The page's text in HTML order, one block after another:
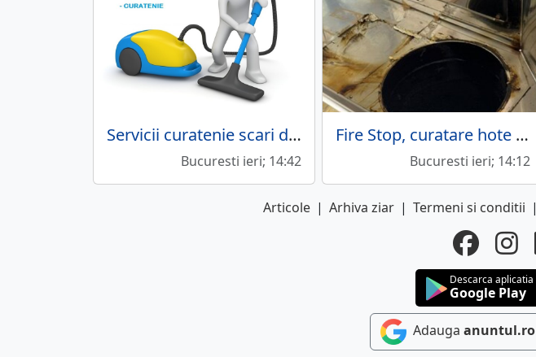
Servicii curatenie scari de bloc
Bucuresti ieri; 14:42
Fire Stop, curatare hote bucatarie, tubulaturi ventilatie
Bucuresti ieri; 14:12
Articole | Arhiva ziar | Termeni si conditii |
Descarca aplicatia
Google Play
Adauga anuntul.ro